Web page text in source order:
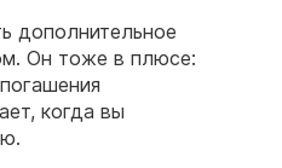
дополнительное
Он тоже в плюсе:
когда вы